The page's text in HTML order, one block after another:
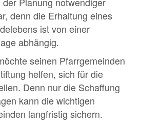
denn die Erhaltung eines
ist von einer
abhängig.
seinen Pfarrgemeinden
helfen, sich für die
Denn nur die Schaffung
kann die wichtigen
langfristig sichern.